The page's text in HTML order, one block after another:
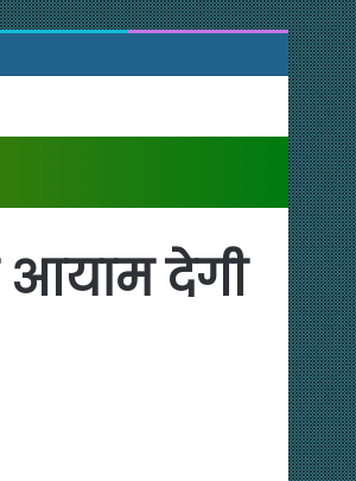
आयाम देगी